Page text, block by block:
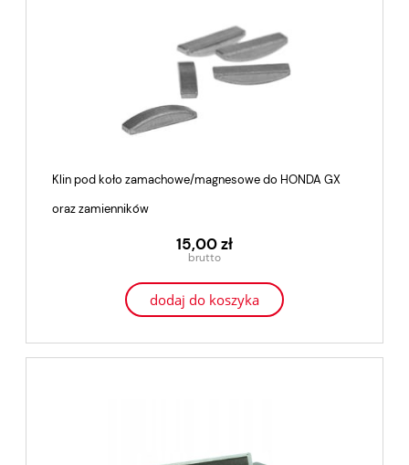
Klin pod koło zamachowe/magnesowe do HONDA GX
oraz zamienników
15,00 zł
dodaj do koszyka